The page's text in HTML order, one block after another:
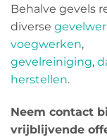
Behalve gevels
diverse
voegwerken,
gevelreiniging,
herstellen.
Neem contact
vrijblijvende